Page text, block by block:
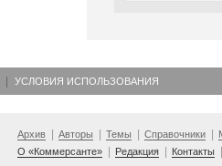
УСЛОВИЯ ИСПОЛЬЗОВАНИЯ
Архив Авторы Темы Справочники
О «Коммерсанте»
Редакция Контакты